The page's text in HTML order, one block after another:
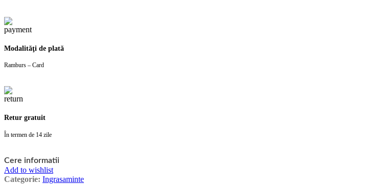
Modalităţi de plată
Ramburs – Card
Retur gratuit
În termen de 14 zile
Cere informatii
Add to wishlist
Categorie: Ingrasaminte